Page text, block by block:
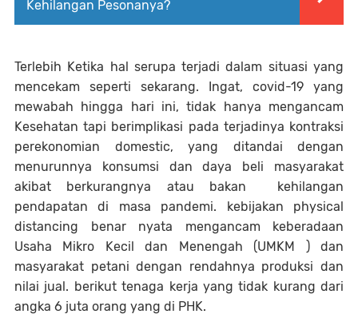
Kehilangan Pesonanya?
Terlebih Ketika hal serupa terjadi dalam situasi yang
mencekam seperti sekarang. Ingat, covid-19 yang
mewabah hingga hari ini, tidak hanya mengancam
Kesehatan tapi berimplikasi pada terjadinya kontraksi
perekonomian domestic, yang ditandai dengan
menurunnya konsumsi dan daya beli masyarakat
akibat berkurangnya atau bakan kehilangan
pendapatan di masa pandemi. kebijakan physical
distancing benar nyata mengancam keberadaan
Usaha Mikro Kecil dan Menengah (UMKM ) dan
masyarakat petani dengan rendahnya produksi dan
nilai jual. berikut tenaga kerja yang tidak kurang dari
angka 6 juta orang yang di PHK.